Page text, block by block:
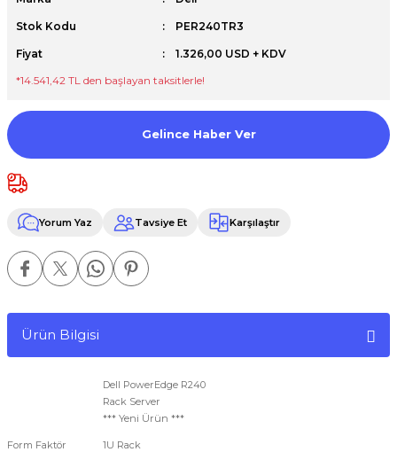
Stok Kodu PER240TR3
Fiyat
1.326,00 USD + KDV
*14.541,42 TL den başlayan taksitlerle!
Gelince Haber Ver
Yorum Yaz Tavsiye Et Karşılaştır
Ürün Bilgisi
Dell PowerEdge R240
Rack Server
*** Yeni Ürün ***
Form Faktör
1U Rack